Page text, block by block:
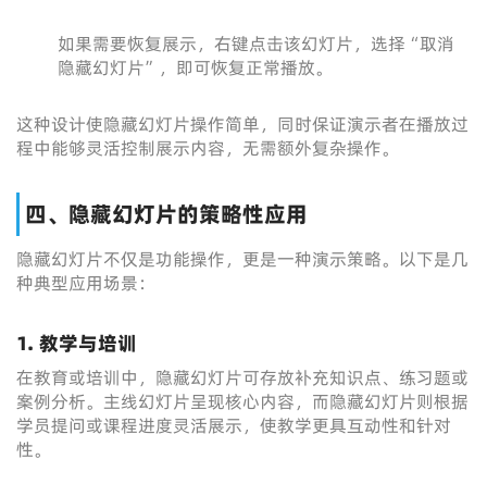
如果需要恢复展示，右键点击该幻灯片，选择“取消
隐藏幻灯片”，即可恢复正常播放。
这种设计使隐藏幻灯片操作简单，同时保证演示者在播放过
程中能够灵活控制展示内容，无需额外复杂操作。
四、隐藏幻灯片的策略性应用
隐藏幻灯片不仅是功能操作，更是一种演示策略。以下是几
种典型应用场景：
1. 教学与培训
在教育或培训中，隐藏幻灯片可存放补充知识点、练习题或
案例分析。主线幻灯片呈现核心内容，而隐藏幻灯片则根据
学员提问或课程进度灵活展示，使教学更具互动性和针对
性。